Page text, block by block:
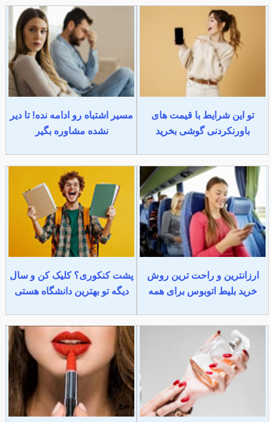
تو این شرایط با قیمت های
باورنکردنی گوشی بخرید
مسیر اشتباه رو ادامه نده! تا دیر
نشده مشاوره بگیر
ارزانترین و راحت ترین روش
خرید بلیط اتوبوس برای همه
پشت کنکوری؟ کلیک کن و سال
دیگه تو بهترین دانشگاه هستی